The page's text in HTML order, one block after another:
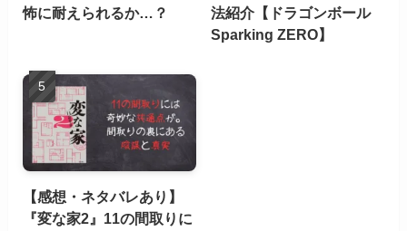
怖に耐えられるか…？
法紹介【ドラゴンボール
Sparking ZERO】
【感想・ネタバレあり】
『変な家2』11の間取りに